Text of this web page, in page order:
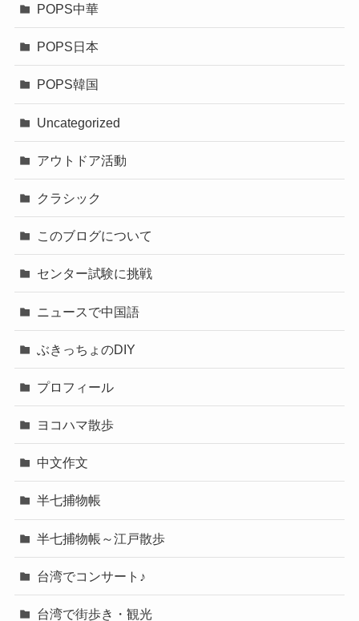
POPS中華
POPS日本
POPS韓国
Uncategorized
アウトドア活動
クラシック
このブログについて
センター試験に挑戦
ニュースで中国語
ぶきっちょのDIY
プロフィール
ヨコハマ散歩
中文作文
半七捕物帳
半七捕物帳～江戸散歩
台湾でコンサート♪
台湾で街歩き・観光